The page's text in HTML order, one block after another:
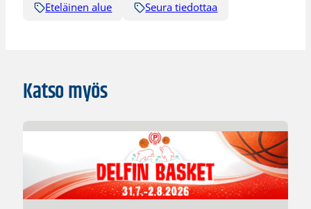
Eteläinen alue Seura tiedottaa
Katso myös